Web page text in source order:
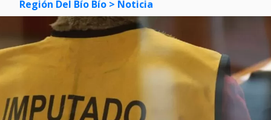
Región Del Bío Bío > Noticia